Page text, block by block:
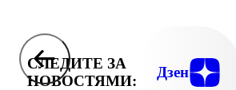
СЛЕДИТЕ ЗА
НОВОСТЯМИ:
Дзен